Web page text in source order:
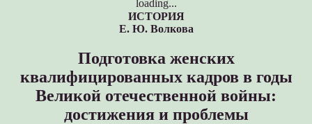
loading...
ИСТОРИЯ
Е. Ю. Волкова
Подготовка женских
квалифицированных кадров в годы
Великой отечественной войны:
достижения и проблемы